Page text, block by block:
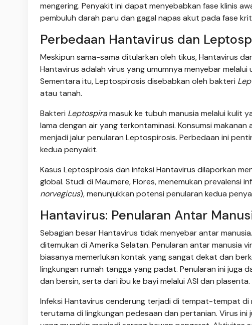
mengering. Penyakit ini dapat menyebabkan fase klinis
pembuluh darah paru dan gagal napas akut pada fase
Perbedaan Hantavirus dan
Meskipun sama-sama ditularkan oleh tikus, Hantavirus
Hantavirus adalah virus yang umumnya menyebar
Sementara itu, Leptospirosis disebabkan oleh bakteri
atau tanah.
Bakteri Leptospiramasuk ke tubuh manusia melalui kulit
lama dengan air yang terkontaminasi. Konsumsi
menjadi jalur penularan Leptospirosis. Perbedaan ini
kedua penyakit.
Kasus Leptospirosis dan infeksi Hantavirus dilaporkan
global. Studi di Maumere, Flores, menemukan prevalensi
norvegicus), menunjukkan potensi penularan kedua
Hantavirus: Penularan Antar
Sebagian besar Hantavirus tidak menyebar antar
ditemukan di Amerika Selatan. Penularan antar manusia
biasanya memerlukan kontak yang sangat dekat dan
lingkungan rumah tangga yang padat. Penularan ini juga
dan bersin, serta dari ibu ke bayi melalui ASI dan plasenta.
Infeksi Hantavirus cenderung terjadi di tempat-tempat
terutama di lingkungan pedesaan dan pertanian. Virus